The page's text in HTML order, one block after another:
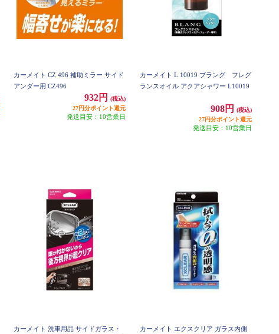
カーメイト CZ 496 補助ミラー サイド
アンダー用 CZ496
932円
(税込)
27円分ポイント還元
発送目安：10営業日
カーメイト L 10019 ブラング フレグ
ランスオイル アクアシャワー L10019
908円
(税込)
27円分ポイント還元
発送目安：10営業日
カーメイト 洗車用品 サイドガラス・
カーメイト エクスクリア ガラス内側